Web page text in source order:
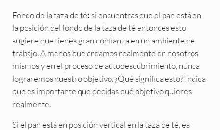
Fondo de la taza de té: si encuentras que el pan está en
la posición del fondo de la taza de té entonces esto
sugiere que tienes gran confianza en un ambiente de
trabajo. A menos que creamos realmente en nosotros
mismos y en el proceso de autodescubrimiento, nunca
lograremos nuestro objetivo. ¿Qué significa esto? Indica
que es importante que decidas qué objetivo quieres
realmente.
Si el pan está en posición vertical en la taza de té, es